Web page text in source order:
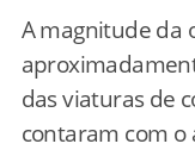
A magnitude da
das viaturas de
contaram com o